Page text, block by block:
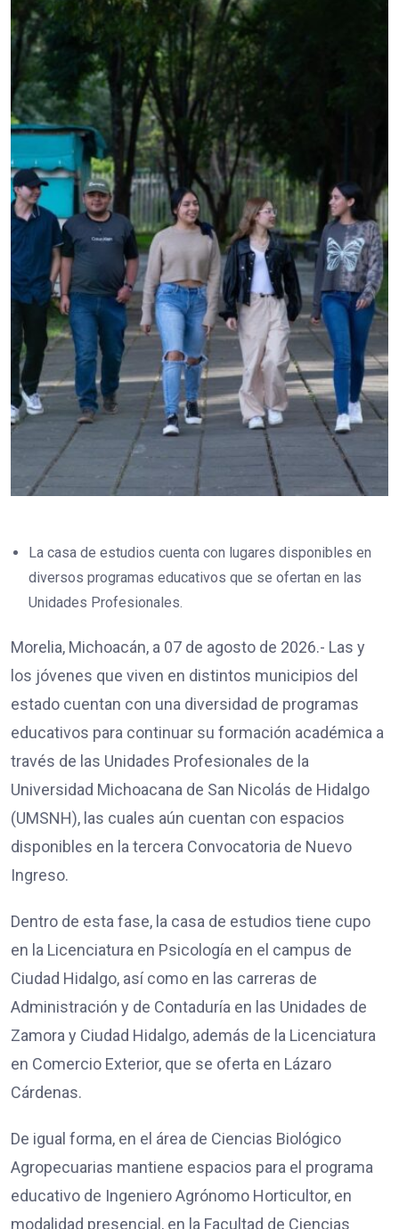
La casa de estudios cuenta con lugares disponibles en
diversos programas educativos que se ofertan en las
Unidades Profesionales.
Morelia, Michoacán, a 07 de agosto de 2026.- Las y
los jóvenes que viven en distintos municipios del
estado cuentan con una diversidad de programas
educativos para continuar su formación académica a
través de las Unidades Profesionales de la
Universidad Michoacana de San Nicolás de Hidalgo
(UMSNH), las cuales aún cuentan con espacios
disponibles en la tercera Convocatoria de Nuevo
Ingreso.
Dentro de esta fase, la casa de estudios tiene cupo
en la Licenciatura en Psicología en el campus de
Ciudad Hidalgo, así como en las carreras de
Administración y de Contaduría en las Unidades de
Zamora y Ciudad Hidalgo, además de la Licenciatura
en Comercio Exterior, que se oferta en Lázaro
Cárdenas.
De igual forma, en el área de Ciencias Biológico
Agropecuarias mantiene espacios para el programa
educativo de Ingeniero Agrónomo Horticultor, en
modalidad presencial, en la Facultad de Ciencias